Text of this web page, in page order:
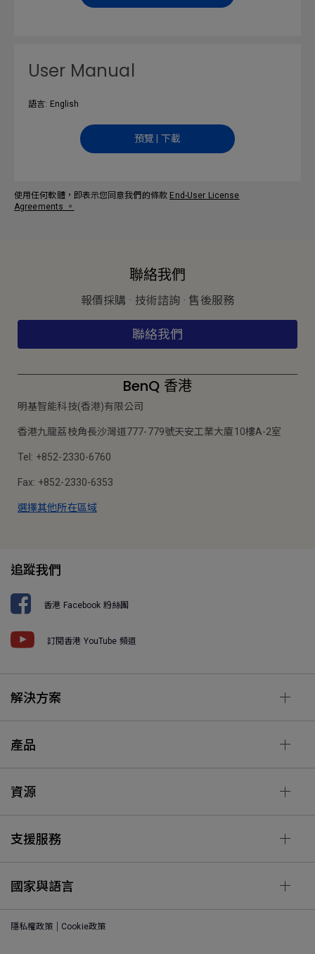
User Manual
語言: English
預覽 | 下載
使用任何軟體，即表示您同意我們的條款 End-User License
Agreements 。
聯絡我們
報價採購 · 技術諮詢 · 售後服務
聯絡我們
BenQ 香港
明基智能科技(香港)有限公司
香港九龍荔枝角長沙灣道777-779號天安工業大廈10樓A-2室
Tel: +852-2330-6760
Fax: +852-2330-6353
選擇其他所在區域
追蹤我們
香港 Facebook 粉絲團
訂閱香港 YouTube 頻道
解決方案
產品
資源
支援服務
國家與語言
隱私權政策 Cookie政策